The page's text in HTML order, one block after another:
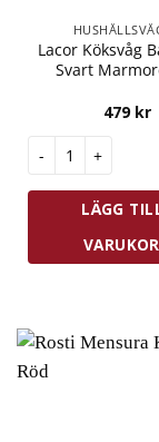
Lacor Köksvåg
Svart
479 kr
Lacor Köksvåg
LÄGG